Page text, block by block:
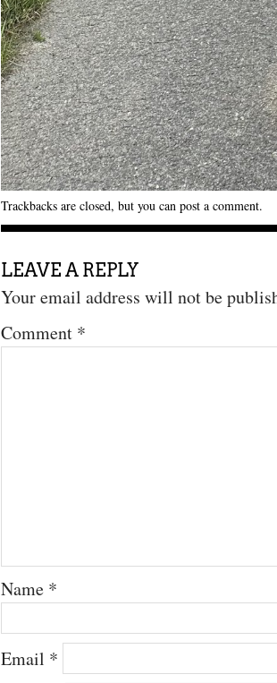
Trackbacks are closed, but you can post a comment.
LEAVE A REPLY
Your email address will not be
Comment *
Name *
Email *